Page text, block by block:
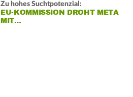
Zu hohes Suchtpotenzial:
EU-KOMMISSION DROHT META
MIT…